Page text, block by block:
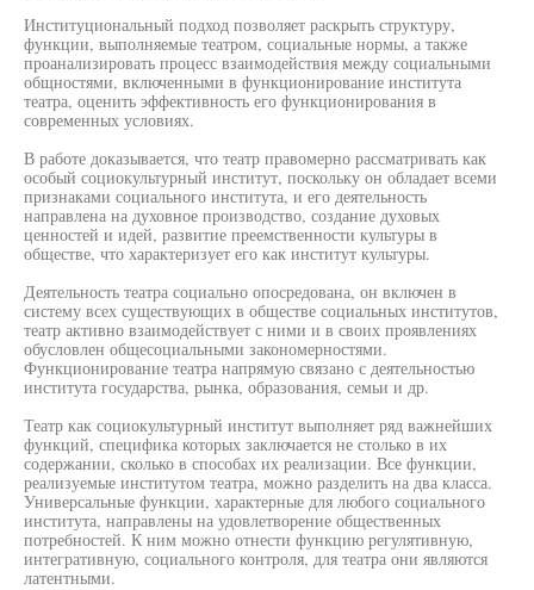
Институциональный подход позволяет раскрыть структуру,
функции, выполняемые театром, социальные нормы, а также
проанализировать процесс взаимодействия между социальными
общностями, включенными в функционирование института
театра, оценить эффективность его функционирования в
современных условиях.
В работе доказывается, что театр правомерно рассматривать как
особый социокультурный институт, поскольку он обладает всеми
признаками социального института, и его деятельность
направлена на духовное производство, создание духовых
ценностей и идей, развитие преемственности культуры в
обществе, что характеризует его как институт культуры.
Деятельность театра социально опосредована, он включен в
систему всех существующих в обществе социальных институтов,
театр активно взаимодействует с ними и в своих проявлениях
обусловлен общесоциальными закономерностями.
Функционирование театра напрямую связано с деятельностью
института государства, рынка, образования, семьи и др.
Театр как социокультурный институт выполняет ряд важнейших
функций, специфика которых заключается не столько в их
содержании, сколько в способах их реализации. Все функции,
реализуемые институтом театра, можно разделить на два класса.
Универсальные функции, характерные для любого социального
института, направлены на удовлетворение общественных
потребностей. К ним можно отнести функцию регулятивную,
интегративную, социального контроля, для театра они являются
латентными.